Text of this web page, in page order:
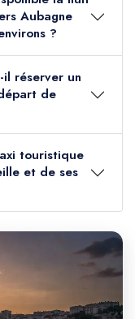
Aubagne
?
réserver un
de
touristique
et de ses